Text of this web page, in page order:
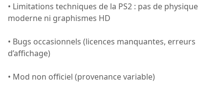
• Limitations techniques de la PS2 : pas de physique
moderne ni graphismes HD
• Bugs occasionnels (licences manquantes, erreurs
d’affichage)
• Mod non officiel (provenance variable)